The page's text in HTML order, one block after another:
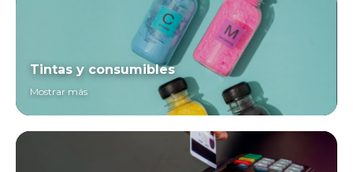
Tintas y consumibles
Mostrar más